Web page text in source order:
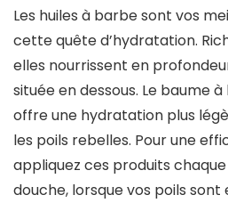
Les huiles à barbe sont vos
cette quête d’hydratation.
elles nourrissent en
située en dessous. Le baume
offre une hydratation plus
les poils rebelles. Pour une
appliquez ces produits
douche, lorsque vos poils